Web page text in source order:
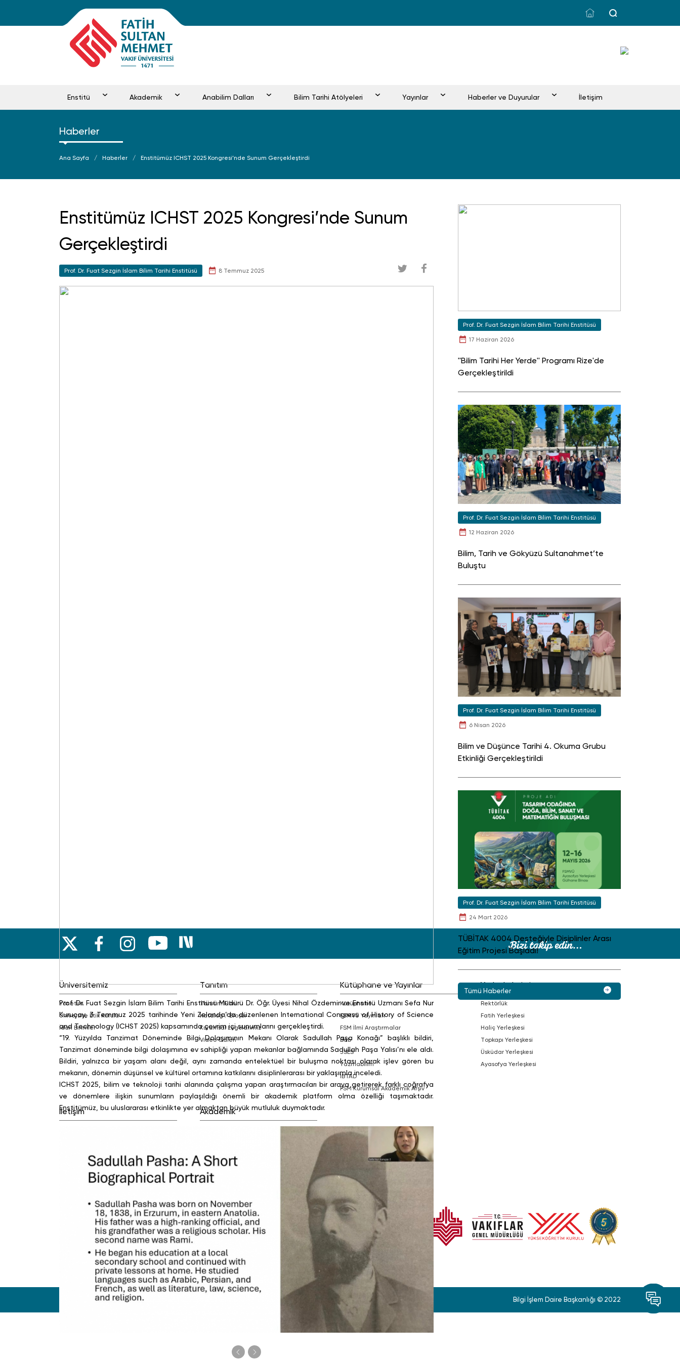
Enstitü Akademik Anabilim Dalları Bilim Tarihi Atölyeleri Yayınlar Haberler ve Duyurular İletişim
Haberler
Ana Sayfa Haberler Enstitümüz ICHST 2025 Kongresi’nde Sunum Gerçekleştirdi
Enstitümüz ICHST 2025 Kongresi’nde Sunum
Gerçekleştirdi
Prof. Dr. Fuat Sezgin İslam Bilim Tarihi Enstitüsü 8 Temmuz 2025
Prof. Dr. Fuat Sezgin İslam Bilim Tarihi Enstitüsü Müdürü Dr. Öğr. Üyesi Nihal Özdemir ve Enstitü Uzmanı Sefa Nur
Kuruçay, 3 Temmuz 2025 tarihinde Yeni Zelanda’da düzenlenen International Congress of History of Science
and Technology (ICHST 2025) kapsamında çevrim içi sunumlarını gerçekleştirdi.
“19. Yüzyılda Tanzimat Döneminde Bilgi Dolaşımının Mekanı Olarak Sadullah Paşa Konağı” başlıklı bildiri,
Tanzimat döneminde bilgi dolaşımına ev sahipliği yapan mekanlar bağlamında Sadullah Paşa Yalısı’nı ele aldı.
Bildiri, yalnızca bir yaşam alanı değil, aynı zamanda entelektüel bir buluşma noktası olarak işlev gören bu
mekanın, dönemin düşünsel ve kültürel ortamına katkılarını disiplinlerarası bir yaklaşımla inceledi.
ICHST 2025, bilim ve teknoloji tarihi alanında çalışma yapan araştırmacıları bir araya getirerek farklı coğrafya
ve dönemlere ilişkin sunumların paylaşıldığı önemli bir akademik platform olma özelliği taşımaktadır.
Enstitümüz, bu uluslararası etkinlikte yer almaktan büyük mutluluk duymaktadır.
Prof. Dr. Fuat Sezgin İslam Bilim Tarihi Enstitüsü
17 Haziran 2026
''Bilim Tarihi Her Yerde'' Programı Rize'de
Gerçekleştirildi
Prof. Dr. Fuat Sezgin İslam Bilim Tarihi Enstitüsü
12 Haziran 2026
Bilim, Tarih ve Gökyüzü Sultanahmet’te
Buluştu
Prof. Dr. Fuat Sezgin İslam Bilim Tarihi Enstitüsü
6 Nisan 2026
Bilim ve Düşünce Tarihi 4. Okuma Grubu
Etkinliği Gerçekleştirildi
Prof. Dr. Fuat Sezgin İslam Bilim Tarihi Enstitüsü
24 Mart 2026
TÜBİTAK 4004 Desteğiyle Disiplinler Arası
Eğitim Projesi Başladı!
Tümü Haberler
Üniversitemiz
Yönetim
Üniversite Etik Kurulu
İdari Birimler
Tanıtım
Tanıtım Filmi
Katalog / Broşür
Kurumsal Logolarımız
Video Galeri
Kütüphane ve Yayınlar
Kütüphane
FSMVÜ Yayınları
FSM İlmî Araştırmalar
bab
JSES
Yazmabilim
İBTAD
FSM Kurumsal Akademik Arşiv
Yerleşkelerimiz
Rektörlük
Fatih Yerleşkesi
Haliç Yerleşkesi
Topkapı Yerleşkesi
Üsküdar Yerleşkesi
Ayasofya Yerleşkesi
İletişim Akademik
Yüksekokullar
Uygulama ve Araştırma Merkezleri
Fatih Sultan Mehmet Vakıf Üniversitesi Bilgi İşlem Daire Başkanlığı © 2022